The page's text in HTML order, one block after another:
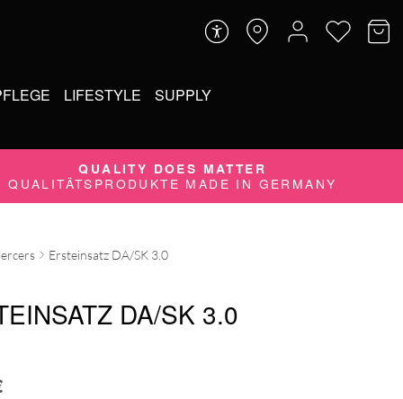
LIFESTYLE SUPPLY
QUALITY DOES MATTER
QUALITÄTSPRODUKTE MADE IN GERMANY
Ersteinsatz DA/SK 3.0
DA/SK 3.0